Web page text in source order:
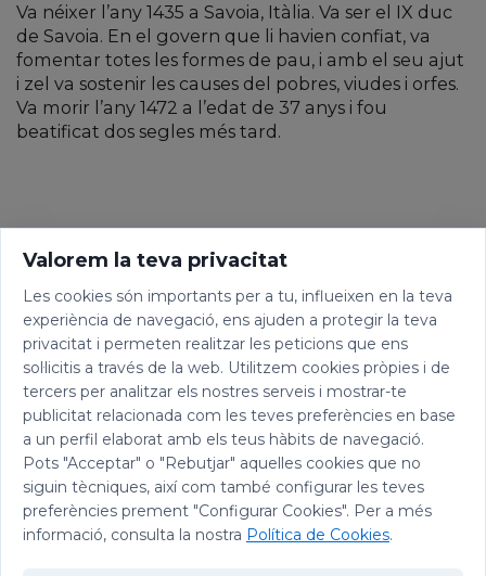
Va néixer l’any 1435 a Savoia, Itàlia. Va ser el IX duc
de Savoia. En el govern que li havien confiat, va
fomentar totes les formes de pau, i amb el seu ajut
i zel va sostenir les causes del pobres, viudes i orfes.
Va morir l’any 1472 a l’edat de 37 anys i fou
beatificat dos segles més tard.
Valorem la teva privacitat
Les cookies són importants per a tu, influeixen en la teva
experiència de navegació, ens ajuden a protegir la teva
privacitat i permeten realitzar les peticions que ens
sol·licitis a través de la web. Utilitzem cookies pròpies i de
tercers per analitzar els nostres serveis i mostrar-te
publicitat relacionada com les teves preferències en base
a un perfil elaborat amb els teus hàbits de navegació.
Pots "Acceptar" o "Rebutjar" aquelles cookies que no
siguin tècniques, així com també configurar les teves
preferències prement "Configurar Cookies". Per a més
informació, consulta la nostra Política de Cookies.